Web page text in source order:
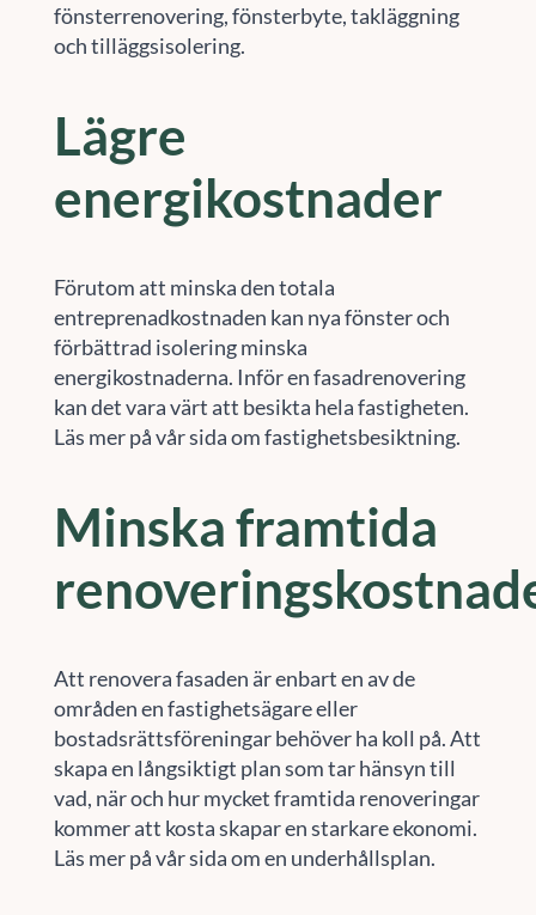
fönsterrenovering, fönsterbyte, takläggning
och tilläggsisolering.
Lägre
energikostnader
Förutom att minska den totala
entreprenadkostnaden kan nya fönster och
förbättrad isolering minska
energikostnaderna. Inför en fasadrenovering
kan det vara värt att besikta hela fastigheten.
Läs mer på vår sida om fastighetsbesiktning.
Minska framtida
Att renovera fasaden är enbart en av de
områden en fastighetsägare eller
bostadsrättsföreningar behöver ha koll på. Att
skapa en långsiktigt plan som tar hänsyn till
vad, när och hur mycket framtida renoveringar
kommer att kosta skapar en starkare ekonomi.
Läs mer på vår sida om en underhållsplan.